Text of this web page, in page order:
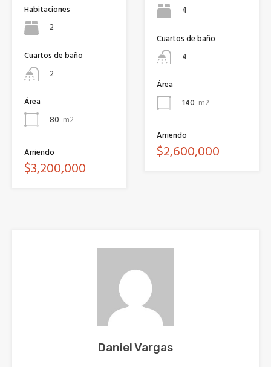
Habitaciones
2
Cuartos de baño
2
Área
80 m2
Arriendo
$3,200,000
4
Cuartos de baño
4
Área
140 m2
Arriendo
$2,600,000
Daniel Vargas